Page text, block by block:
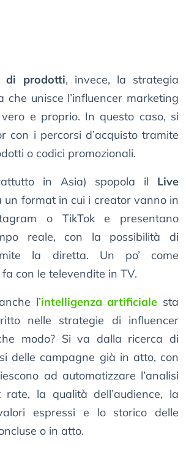
di prodotti, invece, la strategia
che unisce l’influencer marketing
vero e proprio. In questo caso, si
con i percorsi d’acquisto tramite
o codici promozionali.
in Asia) spopola il Live
un format in cui i creator vanno in
o TikTok e presentano
reale, con la possibilità di
la diretta. Un po’ come
con le televendite in TV.
l’intelligenza artificiale sta
nelle strategie di influencer
modo? Si va dalla ricerca di
delle campagne già in atto, con
ad automatizzare l’analisi
rate, la qualità dell’audience, la
espressi e lo storico delle
o in atto.